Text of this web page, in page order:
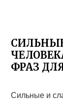
ФРАЗ
Сильные и